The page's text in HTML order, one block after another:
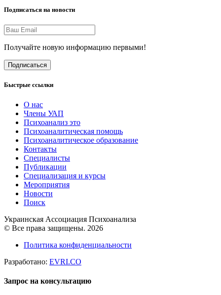
Подписаться на новости
Получайте новую информацию первыми!
Подписаться
Быстрые ссылки
О нас
Члены УАП
Психоанализ это
Психоаналитическая помощь
Психоаналитическое образование
Контакты
Специалисты
Публикации
Специализация и курсы
Мероприятия
Новости
Поиск
Украинская Ассоциация Психоанализа
© Все права защищены. 2026
Политика конфиденциальности
Разработано: EVRI.CO
Запрос на консультацию